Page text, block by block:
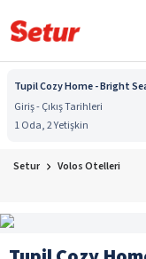
Tupil Cozy Home - Bright
Giriş - Çıkış Tarihleri
1 Oda, 2 Yetişkin
Setur Volos Otelleri